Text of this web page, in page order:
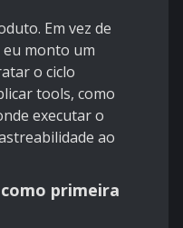
Em vez de
eu monto um
o ciclo
tools, como
executar o
ao
primeira